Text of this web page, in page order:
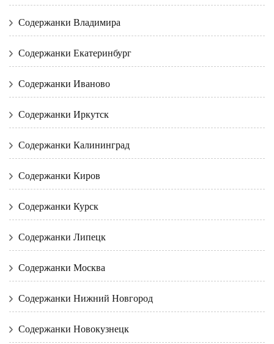
Содержанки Владимира
Содержанки Екатеринбург
Содержанки Иваново
Содержанки Иркутск
Содержанки Калининград
Содержанки Киров
Содержанки Курск
Содержанки Липецк
Содержанки Москва
Содержанки Нижний Новгород
Содержанки Новокузнецк